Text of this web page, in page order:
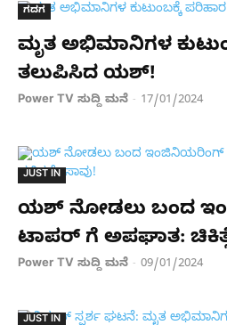
ಗದಗ
ಮೃತ ಅಭಿಮಾನಿಗಳ
ತಲುಪಿಸಿದ ಯಶ್​!
Power TV ಸುದ್ದಿ ಮನೆ - 17/01/2024
JUST IN
ಯಶ್​ ನೋಡಲು ಬಂದ
ಟಾಪರ್ ಗೆ ಅಪಘಾತ:
Power TV ಸುದ್ದಿ ಮನೆ - 09/01/2024
JUST IN